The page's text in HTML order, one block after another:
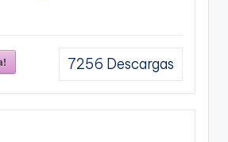
7256 Descargas